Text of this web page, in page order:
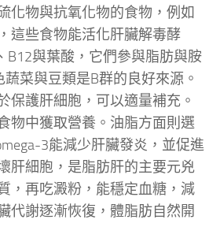
化物與抗氧化物的食物，例如
這些食物能活化肝臟解毒酵
B12與葉酸，它們參與脂肪與胺
菜與豆類是B群的良好來源。
保護肝細胞，可以適量補充。
物中獲取營養。油脂方面則選
3能減少肝臟發炎，並促進
肝細胞，是脂肪肝的主要元兇
，再吃澱粉，能穩定血糖，減
代謝逐漸恢復，體脂肪自然開